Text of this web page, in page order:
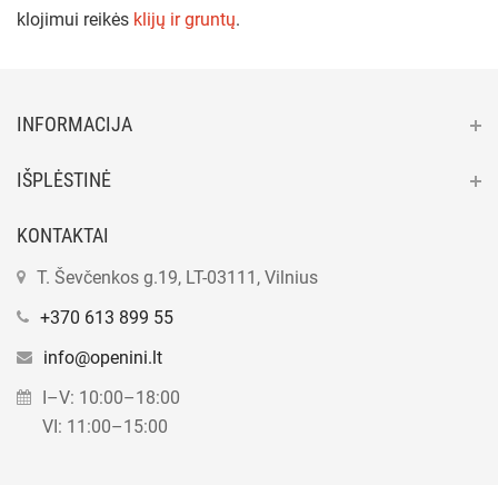
klojimui reikės klijų ir gruntų.
INFORMACIJA
IŠPLĖSTINĖ
KONTAKTAI
T. Ševčenkos g.19, LT-03111, Vilnius
+370 613 899 55
info@openini.lt
I–V: 10:00–18:00
VI: 11:00–15:00